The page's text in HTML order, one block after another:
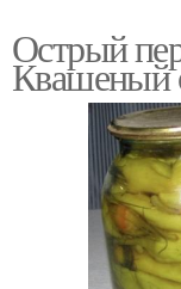
Острый
Квашеный